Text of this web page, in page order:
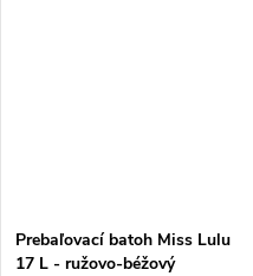
Prebaľovací batoh Miss Lulu
17 L - ružovo-béžový